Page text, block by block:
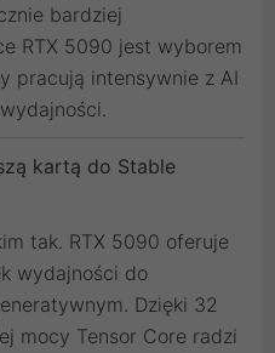
bardziej
RTX 5090 jest wyborem
pracują intensywnie z AI
kartą do Stable
tak. RTX 5090 oferuje
wydajności do
Dzięki 32
mocy Tensor Core radzi